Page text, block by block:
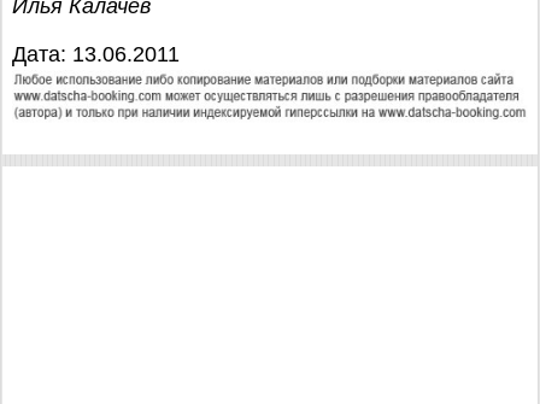
Илья Калачёв
Дата: 13.06.2011